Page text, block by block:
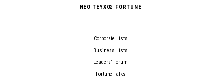
ΝΕΟ ΤΕΥΧΟΣ FORTUNE
Corporate Lists
Business Lists
Leaders’ Forum
Fortune Talks